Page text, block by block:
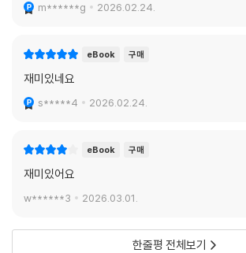
m******g 2026.02.24.
eBook 구매
재미있네요
s*****4 2026.02.24.
eBook 구매
재미있어요
w******3 2026.03.01.
한줄평 전체보기